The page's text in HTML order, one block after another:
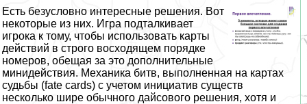
Есть безусловно интересные решения. Вот
некоторые из них. Игра подталкивает
игрока к тому, чтобы использовать карты
действий в строго восходящем порядке
номеров, обещая за это дополнительные
минидействия. Механика битв, выполненная на картах
судьбы (fate cards) с учетом инициатив существ
несколько шире обычного дайсового решения, хотя и